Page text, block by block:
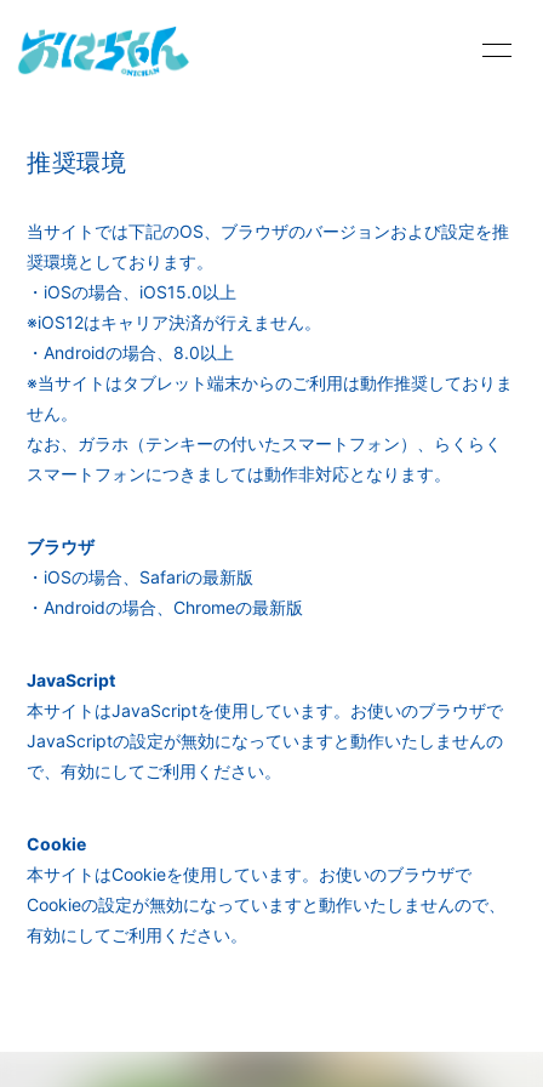
SCHEDULE
VIDEO
STORE
DISCOGRAPHY
MOVIE
RADIO
PHOTO
Q&A
会員登録
推奨環境
当サイトでは下記のOS、ブラウザのバージョンおよび設定を推
奨環境としております。
・iOSの場合、iOS15.0以上
※iOS12はキャリア決済が行えません。
・Androidの場合、8.0以上
※当サイトはタブレット端末からのご利用は動作推奨しておりま
せん。
なお、ガラホ（テンキーの付いたスマートフォン）、らくらく
スマートフォンにつきましては動作非対応となります。
ブラウザ
・iOSの場合、Safariの最新版
・Androidの場合、Chromeの最新版
JavaScript
本サイトはJavaScriptを使用しています。お使いのブラウザで
JavaScriptの設定が無効になっていますと動作いたしませんの
で、有効にしてご利用ください。
Cookie
本サイトはCookieを使用しています。お使いのブラウザで
Cookieの設定が無効になっていますと動作いたしませんので、
有効にしてご利用ください。